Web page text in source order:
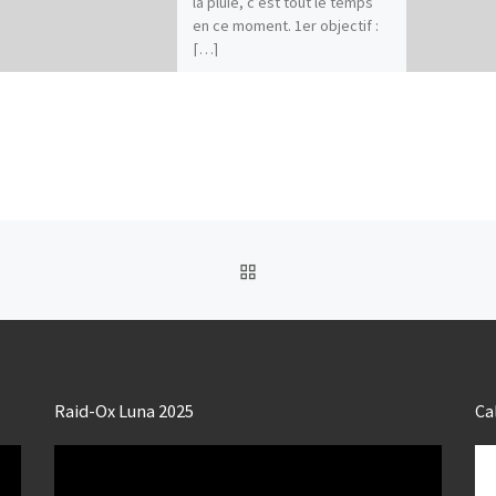
en ce moment. 1er objectif :
[…]
Raid-Ox Luna 2025